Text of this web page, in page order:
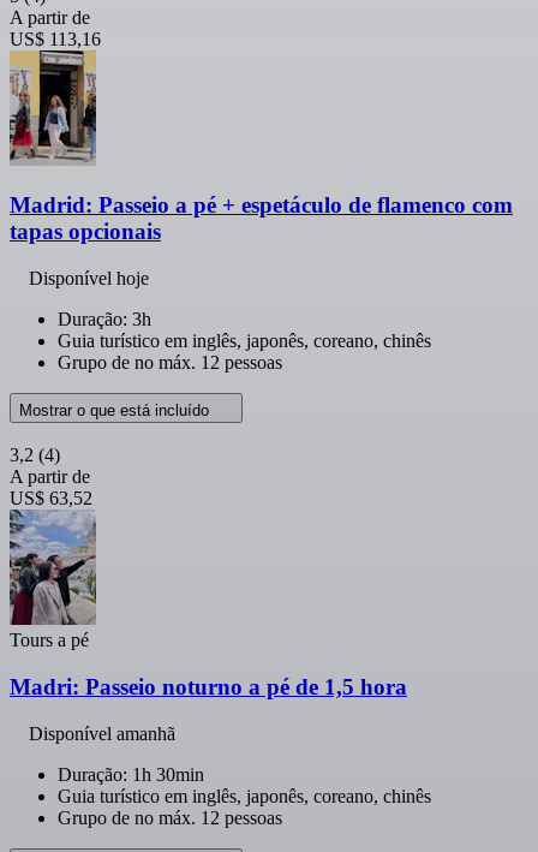
A partir de
US$ 113,16
Madrid: Passeio a pé + espetáculo de flamenco com
tapas opcionais
Disponível hoje
Duração: 3h
Guia turístico em inglês, japonês, coreano, chinês
Grupo de no máx. 12 pessoas
Mostrar o que está incluído
3,2 (4)
A partir de
US$ 63,52
Tours a pé
Madri: Passeio noturno a pé de 1,5 hora
Disponível amanhã
Duração: 1h 30min
Guia turístico em inglês, japonês, coreano, chinês
Grupo de no máx. 12 pessoas